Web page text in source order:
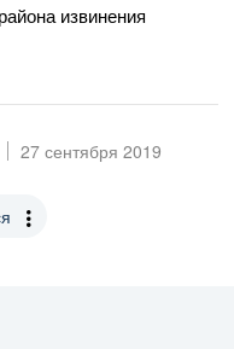
извинения
27 сентября 2019